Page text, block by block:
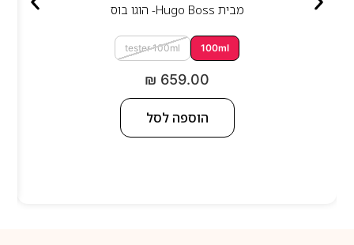
מבית Hugo Boss- הוגו בוס
100ml
tester 100ml
₪ 659.00
הוספה לסל